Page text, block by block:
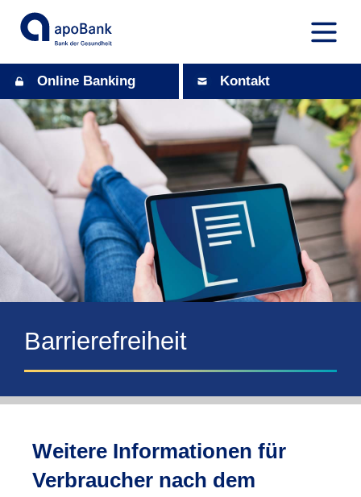
Online Banking Kontakt
Barrierefreiheit
Weitere Informationen für
Verbraucher nach dem